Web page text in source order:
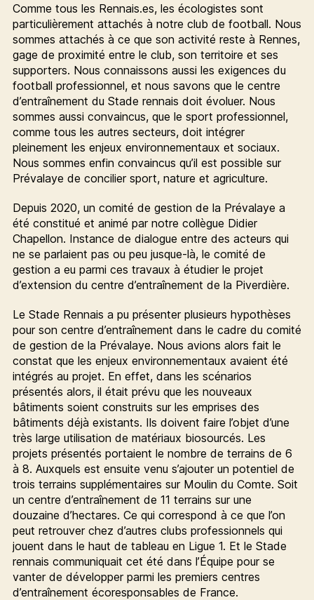
Comme tous les Rennais.es, les écologistes sont
particulièrement attachés à notre club de football. Nous
sommes attachés à ce que son activité reste à Rennes,
gage de proximité entre le club, son territoire et ses
supporters. Nous connaissons aussi les exigences du
football professionnel, et nous savons que le centre
d’entraînement du Stade rennais doit évoluer. Nous
sommes aussi convaincus, que le sport professionnel,
comme tous les autres secteurs, doit intégrer
pleinement les enjeux environnementaux et sociaux.
Nous sommes enfin convaincus qu’il est possible sur
Prévalaye de concilier sport, nature et agriculture.
Depuis 2020, un comité de gestion de la Prévalaye a
été constitué et animé par notre collègue Didier
Chapellon. Instance de dialogue entre des acteurs qui
ne se parlaient pas ou peu jusque-là, le comité de
gestion a eu parmi ces travaux à étudier le projet
d’extension du centre d’entraînement de la Piverdière.
Le Stade Rennais a pu présenter plusieurs hypothèses
pour son centre d’entraînement dans le cadre du comité
de gestion de la Prévalaye. Nous avions alors fait le
constat que les enjeux environnementaux avaient été
intégrés au projet. En effet, dans les scénarios
présentés alors, il était prévu que les nouveaux
bâtiments soient construits sur les emprises des
bâtiments déjà existants. Ils doivent faire l’objet d’une
très large utilisation de matériaux biosourcés. Les
projets présentés portaient le nombre de terrains de 6
à 8. Auxquels est ensuite venu s’ajouter un potentiel de
trois terrains supplémentaires sur Moulin du Comte. Soit
un centre d’entraînement de 11 terrains sur une
douzaine d’hectares. Ce qui correspond à ce que l’on
peut retrouver chez d’autres clubs professionnels qui
jouent dans le haut de tableau en Ligue 1. Et le Stade
rennais communiquait cet été dans l’Équipe pour se
vanter de développer parmi les premiers centres
d’entraînement écoresponsables de France.